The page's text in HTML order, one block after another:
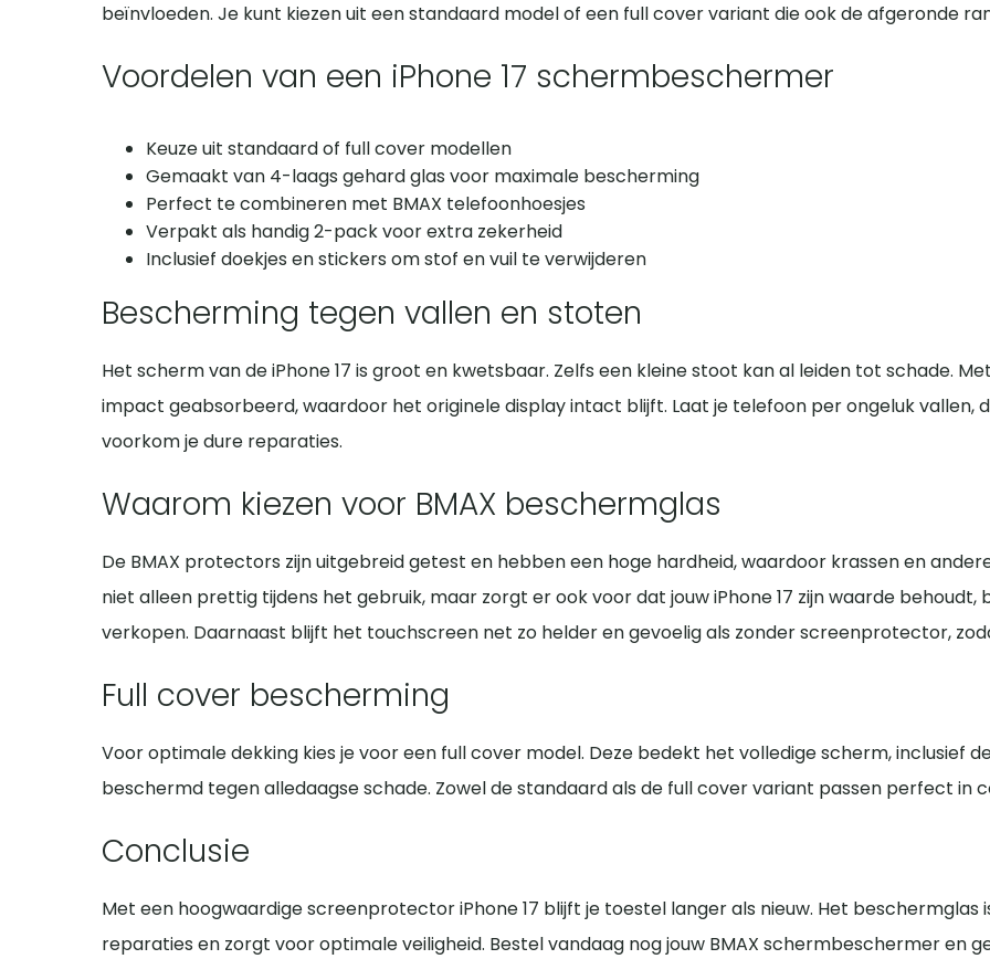
beïnvloeden. Je kunt kiezen uit een standaard model of een full cover variant die ook de afgeronde
Voordelen van een iPhone 17 schermbeschermer
Keuze uit standaard of full cover modellen
Gemaakt van 4-laags gehard glas voor maximale bescherming
Perfect te combineren met BMAX telefoonhoesjes
Verpakt als handig 2-pack voor extra zekerheid
Inclusief doekjes en stickers om stof en vuil te verwijderen
Bescherming tegen vallen en stoten
Het scherm van de iPhone 17 is groot en kwetsbaar. Zelfs een kleine stoot kan al leiden tot schade.
impact geabsorbeerd, waardoor het originele display intact blijft. Laat je telefoon per ongeluk
voorkom je dure reparaties.
Waarom kiezen voor BMAX beschermglas
De BMAX protectors zijn uitgebreid getest en hebben een hoge hardheid, waardoor krassen en
niet alleen prettig tijdens het gebruik, maar zorgt er ook voor dat jouw iPhone 17 zijn waarde
verkopen. Daarnaast blijft het touchscreen net zo helder en gevoelig als zonder screenprotector,
Full cover bescherming
Voor optimale dekking kies je voor een full cover model. Deze bedekt het volledige scherm, inclusief
beschermd tegen alledaagse schade. Zowel de standaard als de full cover variant passen perfect in
Conclusie
Met een hoogwaardige screenprotector iPhone 17 blijft je toestel langer als nieuw. Het
reparaties en zorgt voor optimale veiligheid. Bestel vandaag nog jouw BMAX schermbeschermer en